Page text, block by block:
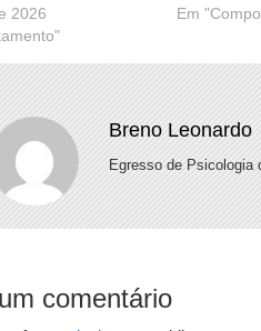
2026
Em
Breno Leonardo
Egresso de Psicologia
comentário